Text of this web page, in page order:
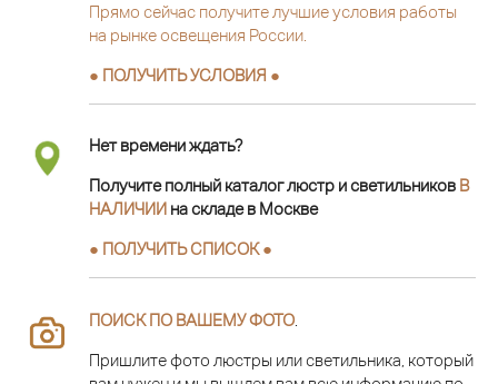
Прямо сейчас получите лучшие условия работы
на рынке освещения России.
● ПОЛУЧИТЬ УСЛОВИЯ ●
Нет времени ждать?
Получите полный каталог люстр и светильников В
НАЛИЧИИ на складе в Москве
● ПОЛУЧИТЬ СПИСОК ●
ПОИСК ПО ВАШЕМУ ФОТО
Пришлите фото люстры или светильника, который